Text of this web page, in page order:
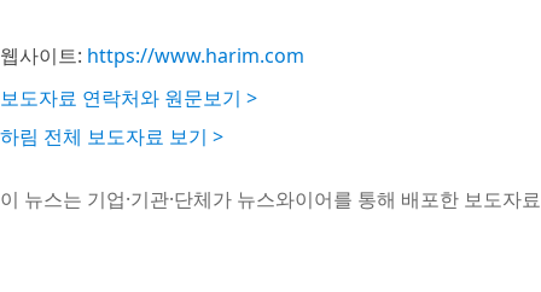
웹사이트: https://www.harim.com
보도자료 연락처와 원문보기 >
하림 전체 보도자료 보기 >
이 뉴스는 기업·기관·단체가 뉴스와이어를 통해 배포한 보도자